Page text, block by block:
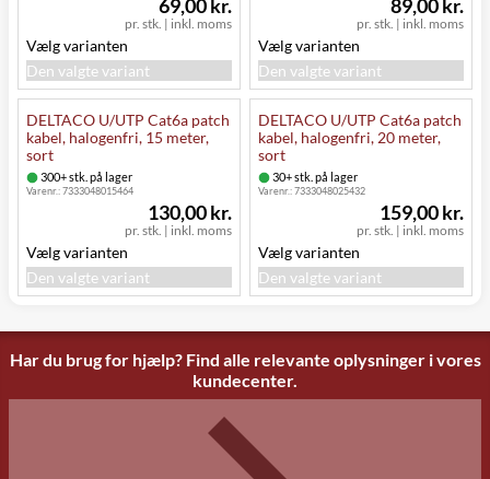
pr. stk. | inkl. moms
69,00 kr.
Vælg varianten
Den valgte variant
pr. stk. | inkl. moms
89,00 kr.
Vælg varianten
Den valgte variant
DELTACO U/UTP Cat6a patch
kabel, halogenfri, 15 meter,
sort
300+ stk. på lager
Varenr.:7333048015464
pr. stk. | inkl. moms
130,00 kr.
Vælg varianten
Den valgte variant
DELTACO U/UTP Cat6a patch
kabel, halogenfri, 20 meter,
sort
30+ stk. på lager
Varenr.:7333048025432
pr. stk. | inkl. moms
159,00 kr.
Vælg varianten
Den valgte variant
Har du brug for hjælp? Find alle relevante oplysninger i vores
kundecenter.